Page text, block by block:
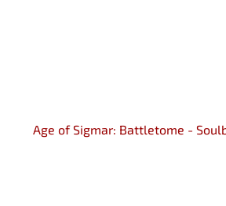
Age of Sigmar: Battletome -